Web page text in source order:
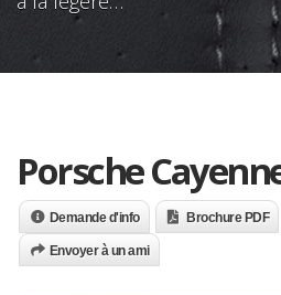
Porsche
Demande d'info Brochure PDF
Envoyer à un ami